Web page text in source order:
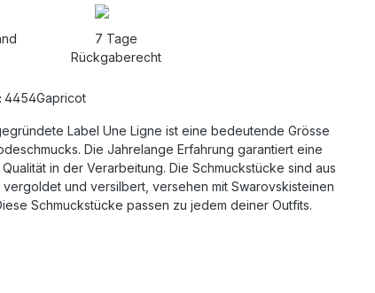
7 Tage
Rückgaberecht
4454Gapricot
Label Une Ligne ist eine bedeutende Grösse
Die Jahrelange Erfahrung garantiert eine
in der Verarbeitung. Die Schmuckstücke sind aus
und versilbert, versehen mit Swarovskisteinen
Schmuckstücke passen zu jedem deiner Outfits.